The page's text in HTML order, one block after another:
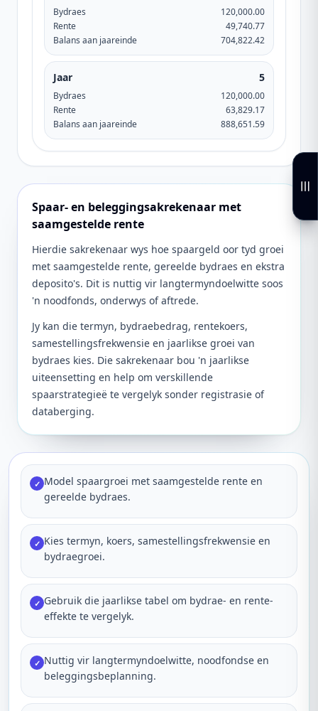
Bydraes
120,000.00
Rente
49,740.77
Balans aan jaareinde
704,822.42
Jaar 5
Bydraes
120,000.00
Rente
63,829.17
Balans aan jaareinde
888,651.59
Spaar- en beleggingsakrekenaar met
saamgestelde rente
Hierdie sakrekenaar wys hoe spaargeld oor tyd groei
met saamgestelde rente, gereelde bydraes en ekstra
deposito's. Dit is nuttig vir langtermyndoelwitte soos
'n noodfonds, onderwys of aftrede.
Jy kan die termyn, bydraebedrag, rentekoers,
samestellingsfrekwensie en jaarlikse groei van
bydraes kies. Die sakrekenaar bou 'n jaarlikse
uiteensetting en help om verskillende
spaarstrategieë te vergelyk sonder registrasie of
databerging.
✓ Model spaargroei met saamgestelde rente en
gereelde bydraes.
✓ Kies termyn, koers, samestellingsfrekwensie en
bydraegroei.
✓ Gebruik die jaarlikse tabel om bydrae- en rente-
effekte te vergelyk.
✓ Nuttig vir langtermyndoelwitte, noodfondse en
beleggingsbeplanning.